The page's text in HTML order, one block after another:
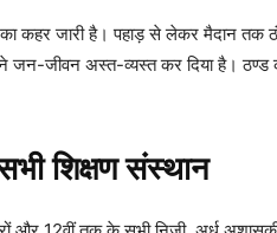
कहर जारी है। पहाड़ से लेकर मैदान तक
ने जन-जीवन अस्त-व्यस्त कर दिया है।
शिक्षण संस्थान